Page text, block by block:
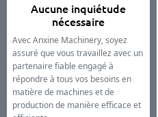
Aucune inquiétude
nécessaire
Avec Anxine Machinery, soyez
assuré que vous travaillez avec un
partenaire fiable engagé à
répondre à tous vos besoins en
matière de machines et de
production de manière efficace et